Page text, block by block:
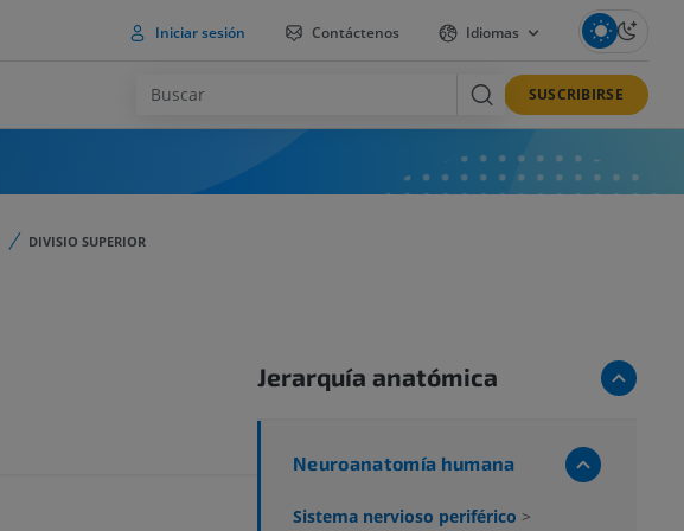
Iniciar sesión Contáctenos Idiomas
SUSCRIBIRSE
DIVISIO SUPERIOR
Jerarquía anatómica
Neuroanatomía humana
Sistema nervioso periférico >